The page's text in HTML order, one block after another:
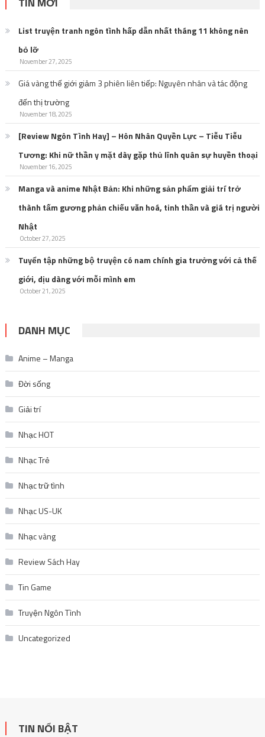
List truyện tranh ngôn tình hấp dẫn nhất tháng 11 không nên
bỏ lỡ
November 27, 2025
Giá vàng thế giới giảm 3 phiên liên tiếp: Nguyên nhân và tác động
đến thị trường
November 18, 2025
[Review Ngôn Tình Hay] – Hôn Nhân Quyền Lực – Tiễu Tiễu
Tương: Khi nữ thần y mặt dày gặp thủ lĩnh quân sự huyền thoại
November 16, 2025
Manga và anime Nhật Bản: Khi những sản phẩm giải trí trở
thành tấm gương phản chiếu văn hoá, tinh thần và giá trị người
Nhật
October 27, 2025
Tuyển tập những bộ truyện có nam chính gia trưởng với cả thế
giới, dịu dàng với mỗi mình em
October 21, 2025
DANH MỤC
Anime – Manga
Đời sống
Giải trí
Nhạc HOT
Nhạc Trẻ
Nhạc trữ tình
Nhạc US-UK
Nhạc vàng
Review Sách Hay
Tin Game
Truyện Ngôn Tình
Uncategorized
TIN NỔI BẬT